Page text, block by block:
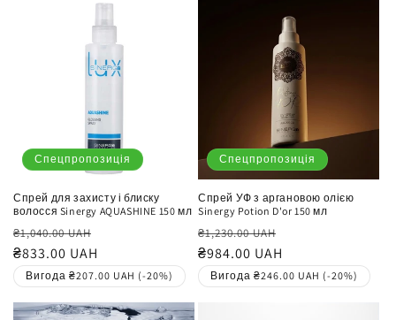
Спецпропозиція
Спрей для захисту і блиску
волосся Sinergy AQUASHINE 150 мл
Звичайна
ціна
₴1,040.00 UAH
₴833.00 UAH
Вигода ₴207.00 UAH (-20%)
Спецпропозиція
Спрей УФ з аргановою олією
Sinergy Potion D'or 150 мл
Звичайна
ціна
₴1,230.00 UAH
₴984.00 UAH
Вигода ₴246.00 UAH (-20%)